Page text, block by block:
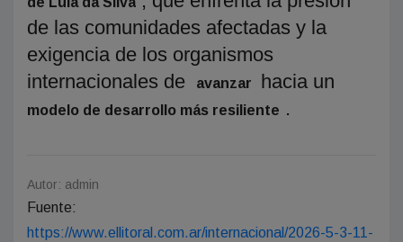
de las comunidades afectadas y la
exigencia de los organismos
internacionales de
avanzar hacia un
modelo de desarrollo más resiliente .
Autor: admin
Fuente:
https://www.ellitoral.com.ar/internacional/2026-5-3-11-